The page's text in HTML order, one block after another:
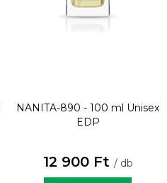
NANITA-890 - 100 ml Unisex
EDP
12 900 Ft / db